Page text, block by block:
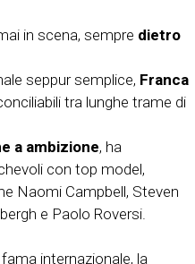
in scena, sempre dietro
seppur semplice, Franca
tra lunghe trame di
a ambizione, ha
con top model,
Naomi Campbell, Steven
e Paolo Roversi.
fama internazionale, la